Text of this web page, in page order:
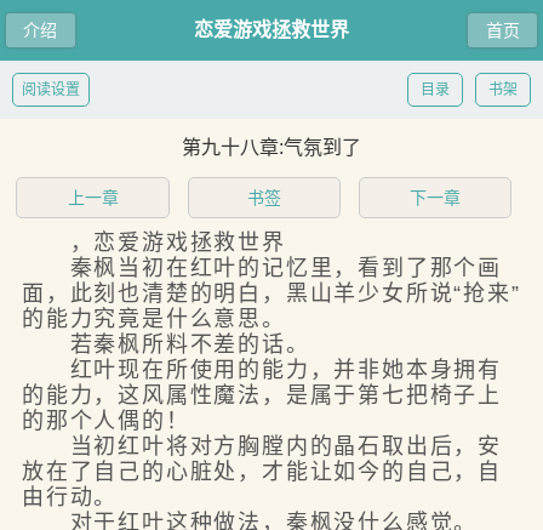
介绍 首页
恋爱游戏拯救世界
书架
目录
阅读设置
第九十八章:气氛到了
上一章 书签 下一章
，恋爱游戏拯救世界
秦枫当初在红叶的记忆里，看到了那个画
面，此刻也清楚的明白，黑山羊少女所说“抢来”
的能力究竟是什么意思。
若秦枫所料不差的话。
红叶现在所使用的能力，并非她本身拥有
的能力，这风属性魔法，是属于第七把椅子上
的那个人偶的！
当初红叶将对方胸膛内的晶石取出后，安
放在了自己的心脏处，才能让如今的自己，自
由行动。
对于红叶这种做法，秦枫没什么感觉。